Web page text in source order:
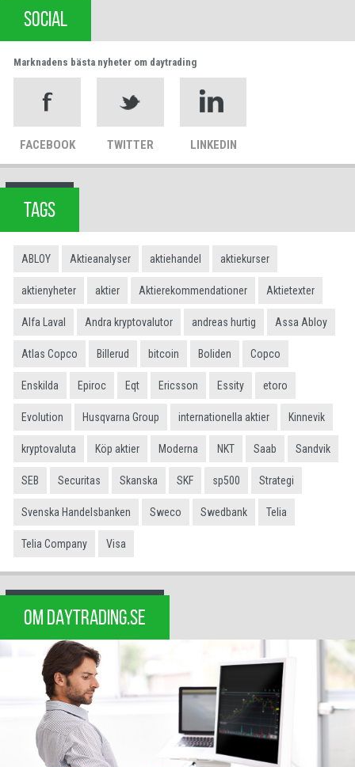
SOCIAL
Marknadens bästa nyheter om daytrading
FACEBOOK TWITTER LINKEDIN
TAGS
ABLOY Aktieanalyser aktiehandel aktiekurser
aktienyheter aktier Aktierekommendationer Aktietexter
Alfa Laval Andra kryptovalutor andreas hurtig Assa Abloy
Atlas Copco Billerud bitcoin Boliden Copco
Enskilda Epiroc Eqt Ericsson Essity etoro
Evolution Husqvarna Group internationella aktier Kinnevik
kryptovaluta Köp aktier Moderna NKT Saab Sandvik
SEB Securitas Skanska SKF sp500 Strategi
Svenska Handelsbanken Sweco Swedbank Telia
Telia Company Visa
OM DAYTRADING.SE